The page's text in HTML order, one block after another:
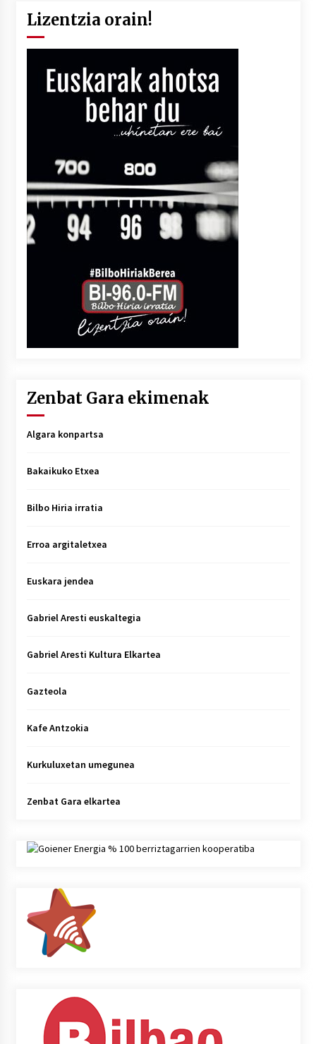
Lizentzia orain!
Zenbat Gara ekimenak
Algara konpartsa
Bakaikuko Etxea
Bilbo Hiria irratia
Erroa argitaletxea
Euskara jendea
Gabriel Aresti euskaltegia
Gabriel Aresti Kultura Elkartea
Gazteola
Kafe Antzokia
Kurkuluxetan umegunea
Zenbat Gara elkartea